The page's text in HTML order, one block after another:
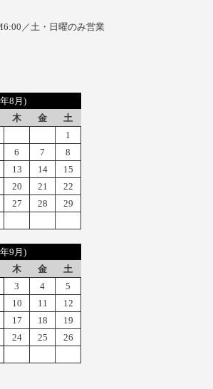
／土・日曜のみ営業
8月)
木 金
土
1
6 7
8
13 14
15
20 21
22
27 28
29
9月)
木 金
土
3 4
5
10 11
12
17 18
19
24 25
26